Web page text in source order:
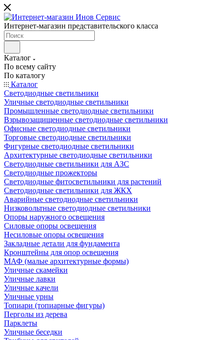
Интернет-магазин представительского класса
Каталог
По всему сайту
По каталогу
Каталог
Светодиодные светильники
Уличные светодиодные светильники
Промышленные светодиодные светильники
Взрывозащищенные светодиодные светильники
Офисные светодиодные светильники
Торговые светодиодные светильники
Фигурные светодиодные светильники
Архитектурные светодиодные светильники
Светодиодные светильники для АЗС
Светодиодные прожекторы
Светодиодные фитосветильники для растений
Светодиодные светильники для ЖКХ
Аварийные светодиодные светильники
Низковольтные светодиодные светильники
Опоры наружного освещения
Силовые опоры освещения
Несиловые опоры освещения
Закладные детали для фундамента
Кронштейны для опор освещения
МАФ (малые архитектурные формы)
Уличные скамейки
Уличные лавки
Уличные качели
Уличные урны
Топиари (топиарные фигуры)
Перголы из дерева
Парклеты
Уличные беседки